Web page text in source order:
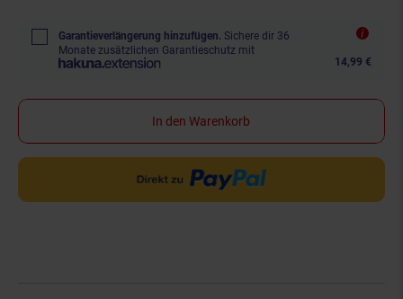
Garantieverlängerung hinzufügen. Sichere dir 36
Monate zusätzlichen Garantieschutz mit
14,99 €
In den Warenkorb